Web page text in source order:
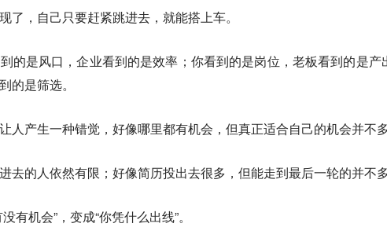
了，自己只要赶紧跳进去，就能搭上车。
的是风口，企业看到的是效率；你看到的是岗位，老板看到的是产
的是筛选。
人产生一种错觉，好像哪里都有机会，但真正适合自己的机会并不多
去的人依然有限；好像简历投出去很多，但能走到最后一轮的并不多
有机会”，变成“你凭什么出线”。